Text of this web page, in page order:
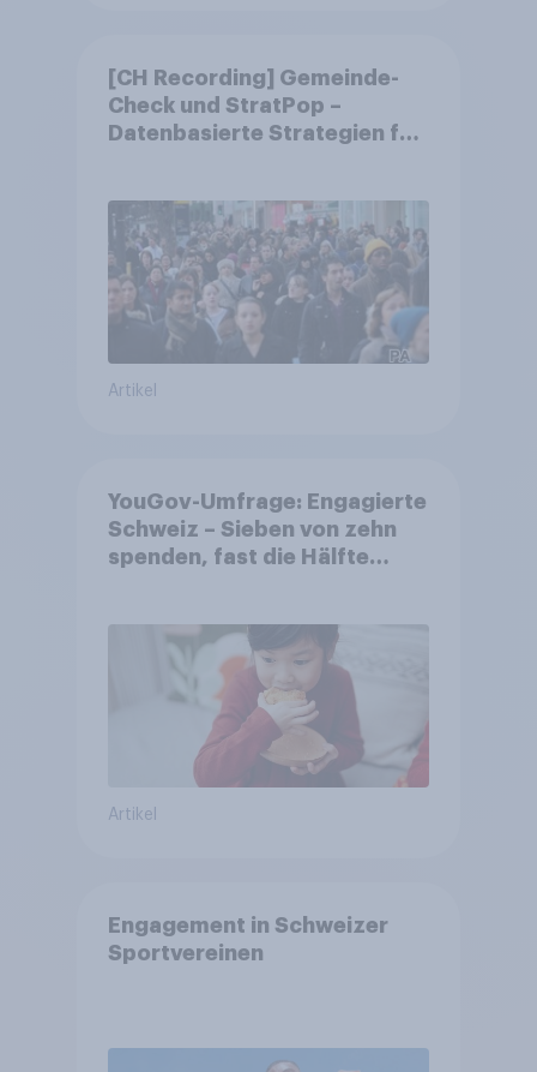
[CH Recording] Gemeinde-
Check und StratPop –
Datenbasierte Strategien für
Artikel
YouGov-Umfrage: Engagierte
Schweiz – Sieben von zehn
spenden, fast die Hälfte
Artikel
Engagement in Schweizer
Sportvereinen